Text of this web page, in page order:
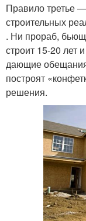
Правило третье
строительных
. Ни прораб,
строит 15-20 лет
дающие
построят
решения.